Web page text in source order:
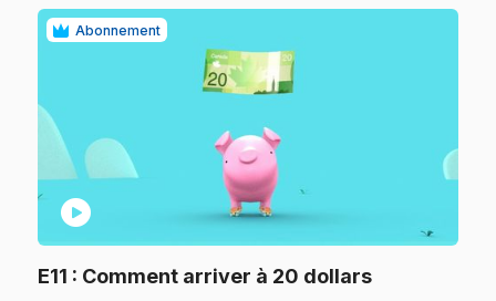
Abonnement
play_circle
E11 : Comment arriver à 20 dollars.